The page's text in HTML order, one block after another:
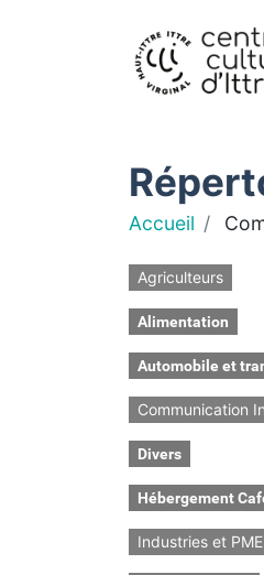
Accueil
Agriculteurs
Alimentation
Automobile et
Communication
Divers
Hébergement
Industries et PME